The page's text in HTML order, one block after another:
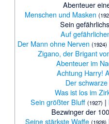
Abenteuer
Menschen und Masken
Sein
Auf
Der Mann ohne Nerven (1924)
Zigano, der Brigant
Abenteuer im
Achtung Harry!
Der
Was ist los im
Sein größter Bluff (1927) |
Bezwinger der
Seine stärkste Waffe (1928)